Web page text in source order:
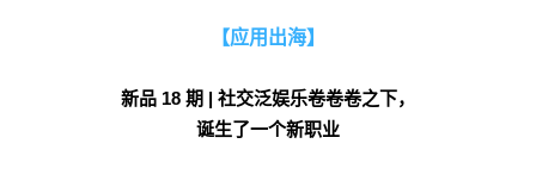
【应用出海】
新品 18 期 | 社交泛娱乐卷卷卷之下，
诞生了一个新职业